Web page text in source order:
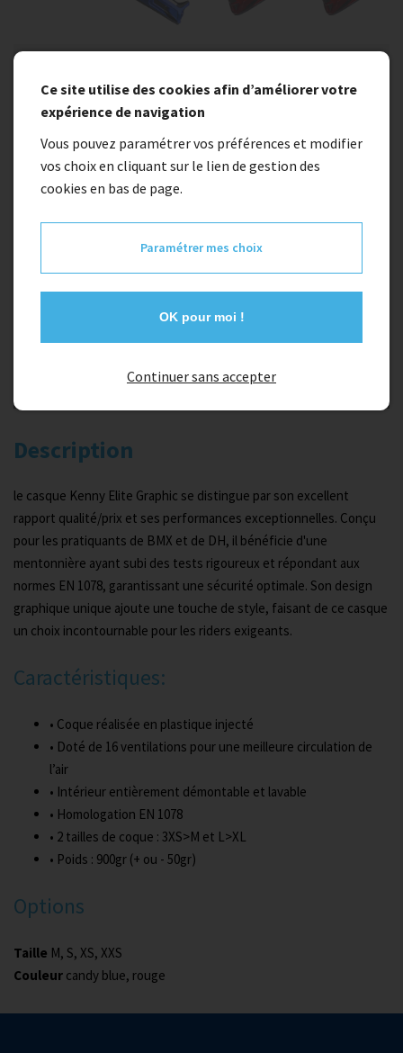
CASQUE KENNY ELITE
109,95 €
Couleur
Description
le casque Kenny Elite Graphic se distingue par son excellent
rapport qualité/prix et ses performances exceptionnelles. Conçu
pour les pratiquants de BMX et de DH, il bénéficie d'une
mentonnière ayant subi des tests rigoureux et répondant aux
normes EN 1078, garantissant une sécurité optimale. Son design
graphique unique ajoute une touche de style, faisant de ce casque
un choix incontournable pour les riders exigeants.
Caractéristiques:
• Coque réalisée en plastique injecté
• Doté de 16 ventilations pour une meilleure circulation de
l’air
• Intérieur entièrement démontable et lavable
• Homologation EN 1078
• 2 tailles de coque : 3XS>M et L>XL
• Poids : 900gr (+ ou - 50gr)
Options
Taille M, S, XS, XXS
Couleur candy blue, rouge
Ce site utilise des cookies afin d’améliorer votre
expérience de navigation
Vous pouvez paramétrer vos préférences et modifier
vos choix en cliquant sur le lien de gestion des
cookies en bas de page.
Paramétrer mes choix
OK pour moi !
Continuer sans accepter